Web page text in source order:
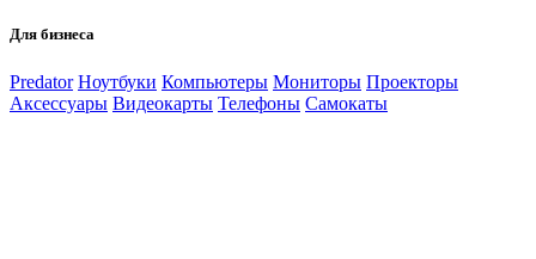
Для бизнеса
Predator Ноутбуки Компьютеры Мониторы Проекторы
Аксессуары Видеокарты Телефоны Самокаты